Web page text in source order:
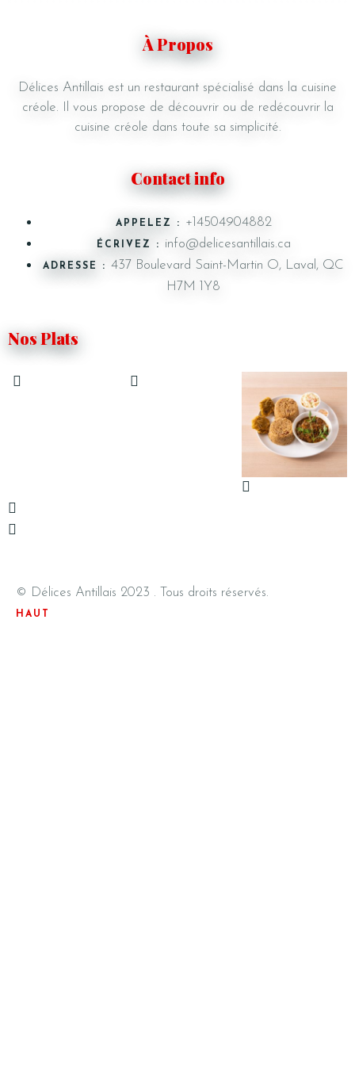
À Propos
Délices Antillais est un restaurant spécialisé dans la cuisine
créole. Il vous propose de découvrir ou de redécouvrir la
cuisine créole dans toute sa simplicité.
Contact info
APPELEZ : +14504904882
ÉCRIVEZ : info@delicesantillais.ca
ADRESSE :
437 Boulevard Saint-Martin O, Laval, QC
H7M 1Y8
Nos Plats
© Délices Antillais 2023 . Tous droits réservés.
HAUT